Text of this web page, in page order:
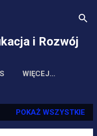
Przejdź do głównej
i Rozwój
WIĘCEJ…
POKAŻ WSZYSTKIE